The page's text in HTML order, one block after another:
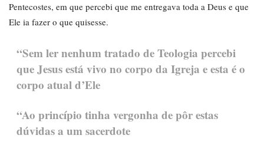
Pentecostes, em que percebi que me entregava toda a Deus e que
Ele ia fazer o que quisesse.
“Sem ler nenhum tratado de Teologia percebi
que Jesus está vivo no corpo da Igreja e esta é o
corpo atual d’Ele
“Ao princípio tinha vergonha de pôr estas
dúvidas a um sacerdote